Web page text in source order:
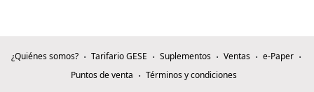
¿Quiénes somos? Tarifario GESE Suplementos Ventas
e-Paper
Puntos de venta
Términos y condiciones